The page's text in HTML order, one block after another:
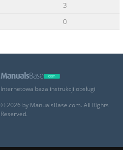
3
0
Internetowa baza instrukcji obsługi
© 2026 by ManualsBase.com. All Rights
Reserved.